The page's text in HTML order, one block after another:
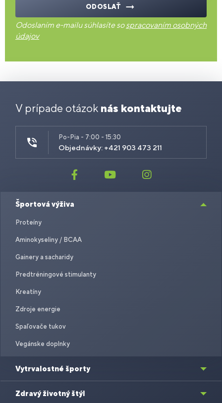
ODOSLAŤ
Odoslaním e-mailu súhlasíte sospracovaním osobných
údajov
V prípade otázok nás kontaktujte
Po-Pia - 7:00 - 15:30
Objednávky: +421 903 473 211
Športová výživa
Proteíny
Aminokyseliny / BCAA
Gainery a sacharidy
Predtréningové stimulanty
Kreatíny
Zdroje energie
Spaľovače tukov
Vegánske doplnky
Vytrvalostné športy
Zdravý životný štýl